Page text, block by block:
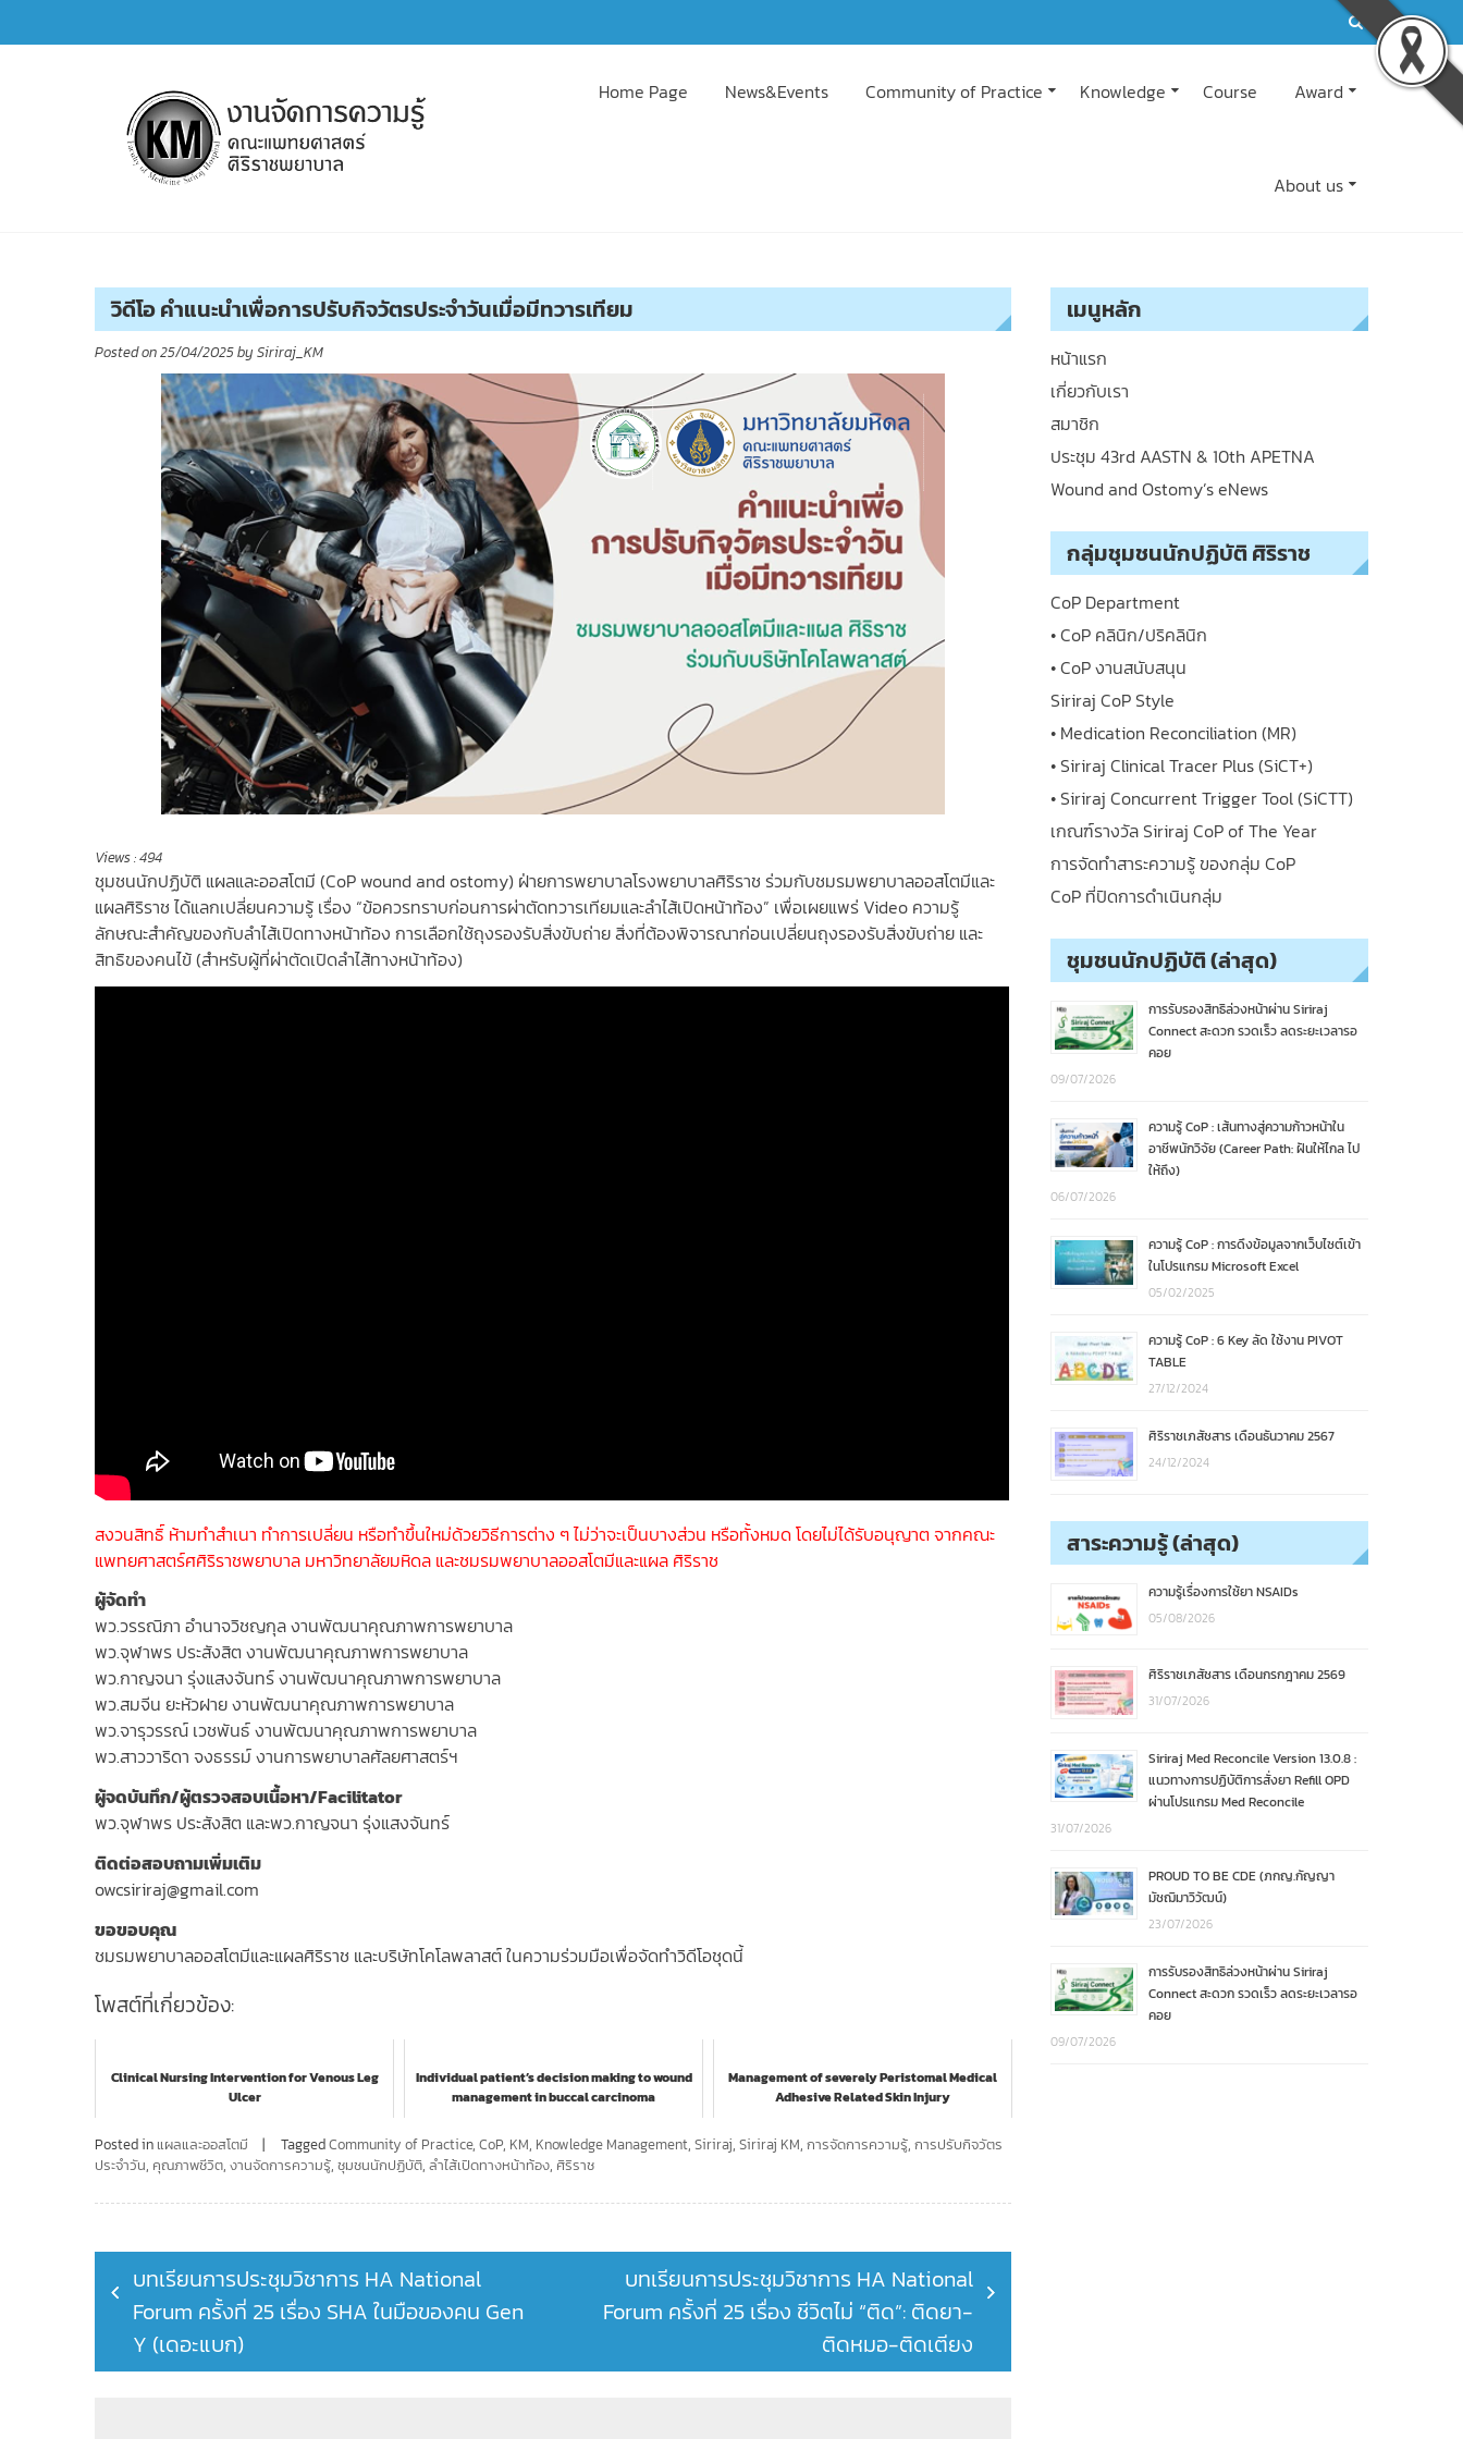
to
Home Page News&Events Community of Practice Knowledge Course Award
About us
วิดีโอ คำแนะนำเพื่อการปรับกิจวัตรประจำวันเมื่อมีทวารเทียม
Posted on25/04/2025by Siriraj_KM
Views :494
ชุมชนนักปฏิบัติ แผลและออสโตมี (CoP wound and ostomy) ฝ่ายการพยาบาลโรงพยาบาลศิริราช ร่วมกับชมรมพยาบาลออสโตมีและ
แผลศิริราช ได้แลกเปลี่ยนความรู้ เรื่อง “ข้อควรทราบก่อนการผ่าตัดทวารเทียมและลำไส้เปิดหน้าท้อง” เพื่อเผยแพร่ Video ความรู้
ลักษณะสำคัญของกับลำไส้เปิดทางหน้าท้อง การเลือกใช้ถุงรองรับสิ่งขับถ่าย สิ่งที่ต้องพิจารณาก่อนเปลี่ยนถุงรองรับสิ่งขับถ่าย และ
สิทธิของคนไข้ (สำหรับผู้ที่ผ่าตัดเปิดลำไส้ทางหน้าท้อง)
สงวนสิทธิ์ ห้ามทำสำเนา ทำการเปลี่ยน หรือทำขึ้นใหม่ด้วยวิธีการต่าง ๆ ไม่ว่าจะเป็นบางส่วน หรือทั้งหมด โดยไม่ได้รับอนุญาต จากคณะ
แพทยศาสตร์ศศิริราชพยาบาล มหาวิทยาลัยมหิดล และชมรมพยาบาลออสโตมีและแผล ศิริราช
ผู้จัดทำ
พว.วรรณิภา อำนาจวิชญกุล งานพัฒนาคุณภาพการพยาบาล
พว.จุฬาพร ประสังสิต งานพัฒนาคุณภาพการพยาบาล
พว.กาญจนา รุ่งแสงจันทร์ งานพัฒนาคุณภาพการพยาบาล
พว.สมจีน ยะหัวฝาย งานพัฒนาคุณภาพการพยาบาล
พว.จารุวรรณ์ เวชพันธ์ งานพัฒนาคุณภาพการพยาบาล
พว.สาววาริดา จงธรรม์ งานการพยาบาลศัลยศาสตร์ฯ
ผู้จดบันทึก/ผู้ตรวจสอบเนื้อหา/Facilitator
พว.จุฬาพร ประสังสิต และพว.กาญจนา รุ่งแสงจันทร์
ติดต่อสอบถามเพิ่มเติม
owcsiriraj@gmail.com
ขอขอบคุณ
ชมรมพยาบาลออสโตมีและแผลศิริราช และบริษัทโคโลพลาสต์ ในความร่วมมือเพื่อจัดทำวิดีโอชุดนี้
โพสต์ที่เกี่ยวข้อง:
Clinical Nursing Intervention for Venous Leg
Ulcer
Individual patient’s decision making to wound
management in buccal carcinoma
Management of severely Peristomal Medical
Adhesive Related Skin Injury
Posted in แผลและออสโตมี TaggedCommunity of Practice, CoP, KM, Knowledge Management, Siriraj, Siriraj KM, การจัดการความรู้, การปรับกิจวัตร
ประจำวัน, คุณภาพชีวิต, งานจัดการความรู้, ชุมชนนักปฏิบัติ, ลำไส้เปิดทางหน้าท้อง, ศิริราช
Post
navigation
บทเรียนการประชุมวิชาการ HA National
Forum ครั้งที่ 25 เรื่อง SHA ในมือของคน Gen
Y (เดอะแบก)
บทเรียนการประชุมวิชาการ HA National
Forum ครั้งที่ 25 เรื่อง ชีวิตไม่ “ติด”: ติดยา-
ติดหมอ-ติดเตียง
เมนูหลัก
หน้าแรก
เกี่ยวกับเรา
สมาชิก
ประชุม 43rd AASTN & 10th APETNA
Wound and Ostomy’s eNews
กลุ่มชุมชนนักปฏิบัติ ศิริราช
CoP Department
• CoP คลินิก/ปริคลินิก
• CoP งานสนับสนุน
Siriraj CoP Style
• Medication Reconciliation (MR)
• Siriraj Clinical Tracer Plus (SiCT+)
• Siriraj Concurrent Trigger Tool (SiCTT)
เกณฑ์รางวัล Siriraj CoP of The Year
การจัดทำสาระความรู้ ของกลุ่ม CoP
CoP ที่ปิดการดำเนินกลุ่ม
ชุมชนนักปฏิบัติ (ล่าสุด)
การรับรองสิทธิล่วงหน้าผ่าน Siriraj
Connect สะดวก รวดเร็ว ลดระยะเวลารอ
คอย
09/07/2026
ความรู้ CoP : เส้นทางสู่ความก้าวหน้าใน
อาชีพนักวิจัย (Career Path: ฝันให้ไกล ไป
ให้ถึง)
06/07/2026
ความรู้ CoP : การดึงข้อมูลจากเว็บไซต์เข้า
ในโปรแกรม Microsoft Excel
05/02/2025
ความรู้ CoP : 6 Key ลัด ใช้งาน PIVOT
TABLE
27/12/2024
ศิริราชเภสัชสาร เดือนธันวาคม 2567
24/12/2024
สาระความรู้ (ล่าสุด)
ความรู้เรื่องการใช้ยา NSAIDs
05/08/2026
ศิริราชเภสัชสาร เดือนกรกฎาคม 2569
31/07/2026
Siriraj Med Reconcile Version 13.0.8 :
แนวทางการปฏิบัติการสั่งยา Refill OPD
ผ่านโปรแกรม Med Reconcile
31/07/2026
PROUD TO BE CDE (ภกญ.กัญญา
มัชฌิมาวิวัฒน์)
23/07/2026
การรับรองสิทธิล่วงหน้าผ่าน Siriraj
Connect สะดวก รวดเร็ว ลดระยะเวลารอ
คอย
09/07/2026